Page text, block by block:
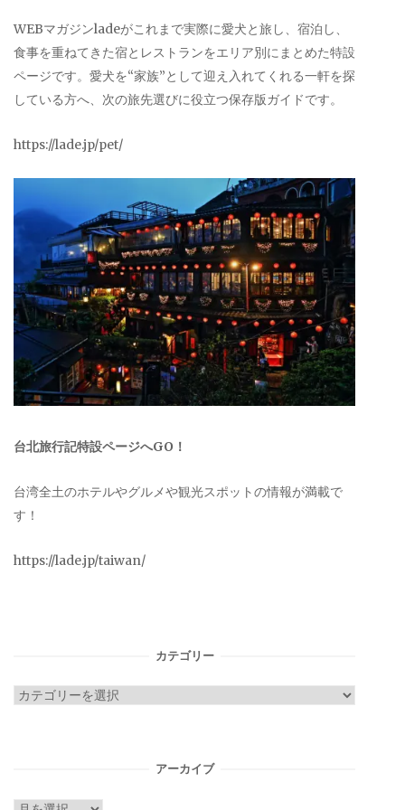
WEBマガジンladeがこれまで実際に愛犬と旅し、宿泊し、
食事を重ねてきた宿とレストランをエリア別にまとめた特設
ページです。愛犬を“家族”として迎え入れてくれる一軒を探
している方へ、次の旅先選びに役立つ保存版ガイドです。
https://lade.jp/pet/
台北旅行記特設ページへGO！
台湾全土のホテルやグルメや観光スポットの情報が満載で
す！
https://lade.jp/taiwan/
カテゴリー
カ
アーカイブ